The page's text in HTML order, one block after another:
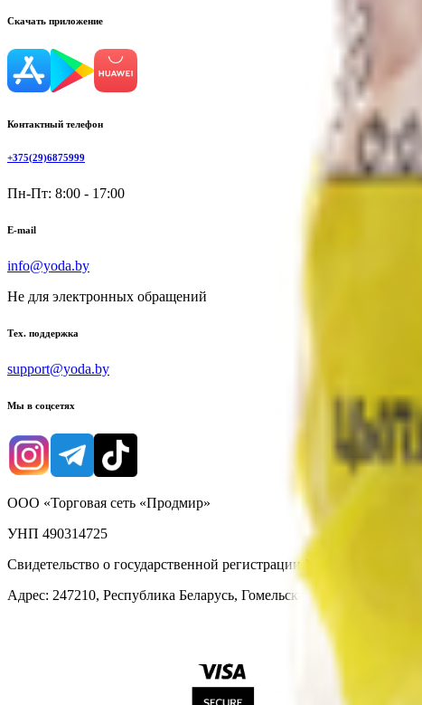
Скачать приложение
Контактный телефон
+375(29)6875999
Пн-Пт: 8:00 - 17:00
E-mail
info@yoda.by
Не для электронных обращений
Тех. поддержка
support@yoda.by
Мы в соцсетях
ООО «Торговая сеть «Продмир»
УНП 490314725
Свидетельство о государственной регистрации № 490314725 от
Адрес: 247210, Республика Беларусь, Гомельская обл., г. Жлобин,